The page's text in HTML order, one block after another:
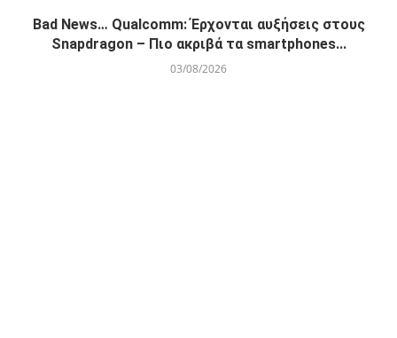
Bad News… Qualcomm: Έρχονται αυξήσεις στους
Snapdragon – Πιο ακριβά τα smartphones...
03/08/2026